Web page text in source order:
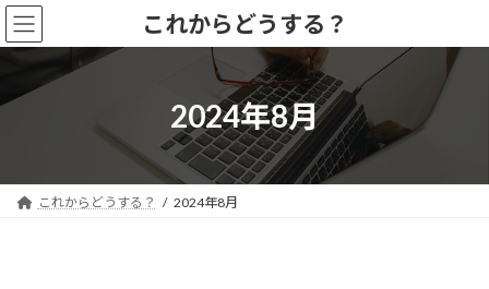
コ
ン
ツ
ッ
ナ
ビ
シ
移
これからどうする？
2024年8月
これからどうする？ 2024年8月